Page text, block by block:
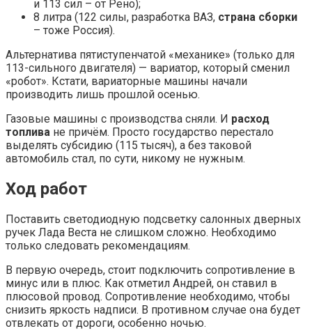
и 113 сил – от Рено);
8 литра (122 силы, разработка ВАЗ, страна сборки
– тоже Россия).
Альтернатива пятиступенчатой «механике» (только для
113-сильного двигателя) — вариатор, который сменил
«робот». Кстати, вариаторные машины начали
производить лишь прошлой осенью.
Газовые машины с производства сняли. И расход
топлива не причём. Просто государство перестало
выделять субсидию (115 тысяч), а без таковой
автомобиль стал, по сути, никому не нужным.
Ход работ
Поставить светодиодную подсветку салонных дверных
ручек Лада Веста не слишком сложно. Необходимо
только следовать рекомендациям.
В первую очередь, стоит подключить сопротивление в
минус или в плюс. Как отметил Андрей, он ставил в
плюсовой провод. Сопротивление необходимо, чтобы
снизить яркость надписи. В противном случае она будет
отвлекать от дороги, особенно ночью.